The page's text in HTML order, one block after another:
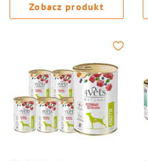
Zobacz produkt